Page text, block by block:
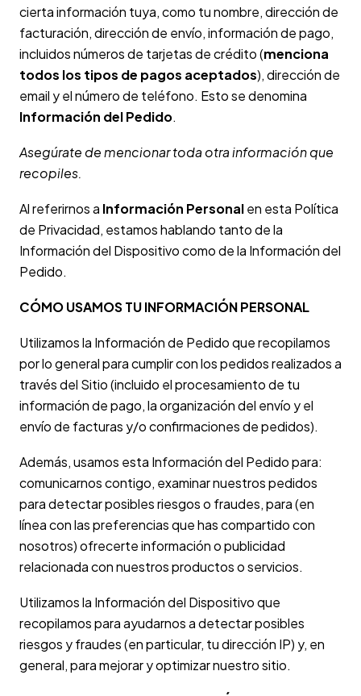
cierta información tuya, como tu nombre, dirección de
facturación, dirección de envío, información de pago,
incluidos números de tarjetas de crédito (menciona
todos los tipos de pagos aceptados), dirección de
email y el número de teléfono. Esto se denomina
Información del Pedido.
Asegúrate de mencionar toda otra información que
recopiles.
Al referirnos a Información Personalen esta Política
de Privacidad, estamos hablando tanto de la
Información del Dispositivo como de la Información del
Pedido.
CÓMO USAMOS TU INFORMACIÓN PERSONAL
Utilizamos la Información de Pedido que recopilamos
por lo general para cumplir con los pedidos realizados a
través del Sitio (incluido el procesamiento de tu
información de pago, la organización del envío y el
envío de facturas y/o confirmaciones de pedidos).
Además, usamos esta Información del Pedido para:
comunicarnos contigo, examinar nuestros pedidos
para detectar posibles riesgos o fraudes, para (en
línea con las preferencias que has compartido con
nosotros) ofrecerte información o publicidad
relacionada con nuestros productos o servicios.
Utilizamos la Información del Dispositivo que
recopilamos para ayudarnos a detectar posibles
riesgos y fraudes (en particular, tu dirección IP) y, en
general, para mejorar y optimizar nuestro sitio.